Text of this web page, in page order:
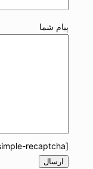
پیام شما
[cf7sr-simple-recaptcha]